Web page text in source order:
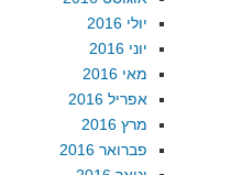
יולי 2016
יוני 2016
מאי 2016
אפריל 2016
מרץ 2016
פברואר 2016